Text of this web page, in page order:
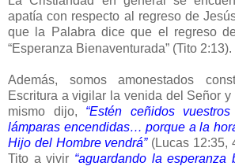
apatía con respecto al regreso de
que la Palabra dice que el regreso
“Esperanza Bienaventurada” (Tito 2:13).
Además, somos amonestados
Escritura a vigilar la venida del Señor
mismo dijo, “Estén ceñidos
lámparas encendidas… porque a la
Hijo del Hombre vendrá”(Lucas 12:35,
Tito a vivir “aguardando la esperanza